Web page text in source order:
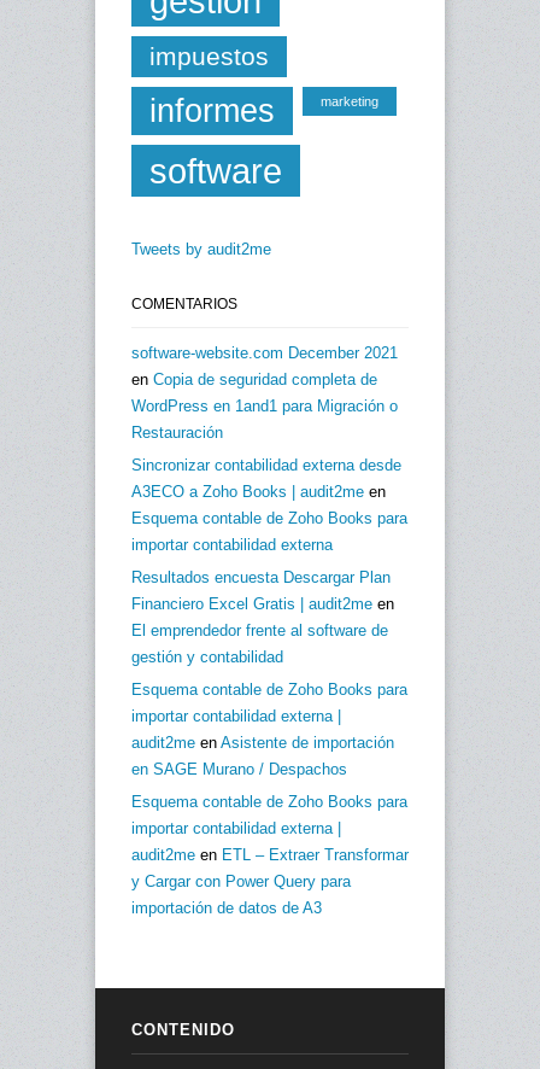
impuestos
informes marketing
software
Tweets by audit2me
COMENTARIOS
software-website.com December 2021
en Copia de seguridad completa de
WordPress en 1and1 para Migración o
Restauración
Sincronizar contabilidad externa desde
A3ECO a Zoho Books | audit2me en
Esquema contable de Zoho Books para
importar contabilidad externa
Resultados encuesta Descargar Plan
Financiero Excel Gratis | audit2me en
El emprendedor frente al software de
gestión y contabilidad
Esquema contable de Zoho Books para
importar contabilidad externa |
audit2me en Asistente de importación
en SAGE Murano / Despachos
Esquema contable de Zoho Books para
importar contabilidad externa |
audit2me en ETL – Extraer Transformar
y Cargar con Power Query para
importación de datos de A3
CONTENIDO